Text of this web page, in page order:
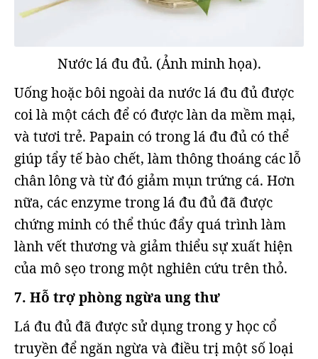
Nước lá đu đủ. (Ảnh minh họa).
Uống hoặc bôi ngoài da nước lá đu đủ được
coi là một cách để có được làn da mềm mại,
và tươi trẻ. Papain có trong lá đu đủ có thể
giúp tẩy tế bào chết, làm thông thoáng các lỗ
chân lông và từ đó giảm mụn trứng cá. Hơn
nữa, các enzyme trong lá đu đủ đã được
chứng minh có thể thúc đẩy quá trình làm
lành vết thương và giảm thiểu sự xuất hiện
của mô sẹo trong một nghiên cứu trên thỏ.
7. Hỗ trợ phòng ngừa ung thư
Lá đu đủ đã được sử dụng trong y học cổ
truyền để ngăn ngừa và điều trị một số loại